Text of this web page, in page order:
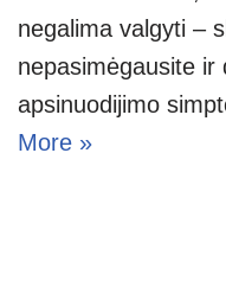
negalima valgyti –
nepasimėgausite ir
apsinuodijimo
More »